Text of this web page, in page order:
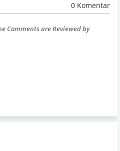
0 Komentar
Comments are Reviewed by